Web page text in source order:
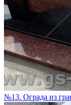
№13. Ограда из